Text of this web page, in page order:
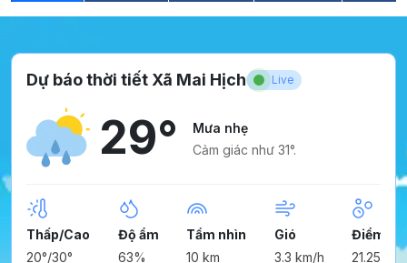
Dự báo thời tiết Xã Mai Hịch Live
29°
Mưa nhẹ
Cảm giác như 31°.
Thấp/Cao
20°/30°
Độ ẩm
63%
Tầm nhìn
10 km
Gió
3.3 km/h
Điểm
21.25°